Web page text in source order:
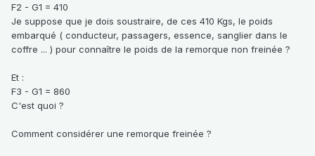
F2 - G1 = 410
Je suppose que je dois soustraire, de ces 410 Kgs, le poids
embarqué ( conducteur, passagers, essence, sanglier dans le
coffre ... ) pour connaître le poids de la remorque non freinée ?
Et :
F3 - G1 = 860
C'est quoi ?
Comment considérer une remorque freinée ?